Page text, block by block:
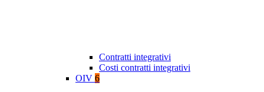
Contratti integrativi
Costi contratti integrativi
OIV 6